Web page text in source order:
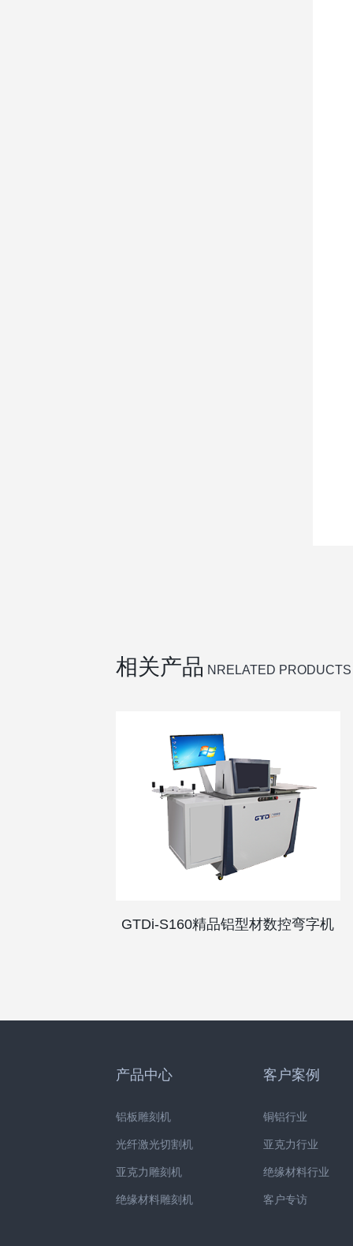
相关产品 NRELATED PRODUCTS
GTDi-S160精品铝型材数控弯字机
产品中心
铝板雕刻机
光纤激光切割机
亚克力雕刻机
绝缘材料雕刻机
客户案例
铜铝行业
亚克力行业
绝缘材料行业
客户专访